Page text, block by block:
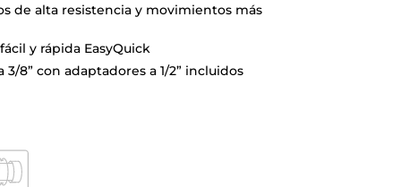
de alta resistencia y movimientos más
y rápida EasyQuick
8” con adaptadores a 1/2” incluidos